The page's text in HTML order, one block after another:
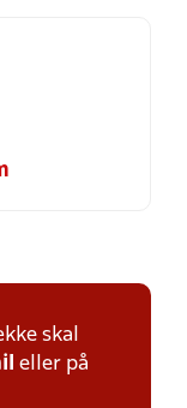
skal
eller på